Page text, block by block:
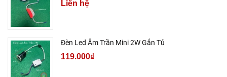
Liên hệ
Đèn Led Âm Trần Mini 2W Gắn Tủ
119.000₫